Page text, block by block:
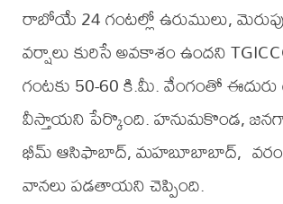
రాబోయే 24 గంటల్లో ఉరుములు,
వర్షాలు కురిసే అవకాశం ఉందని
గంటకు 50-60 కి.మీ. వేంగంతో ఈదురు
వీస్తాయని పేర్కొంది. హనుమకొండ,
భీమ్ ఆసిఫాబాద్, మహబూబాబాద్,
వానలు పడతాయని చెప్పింది.